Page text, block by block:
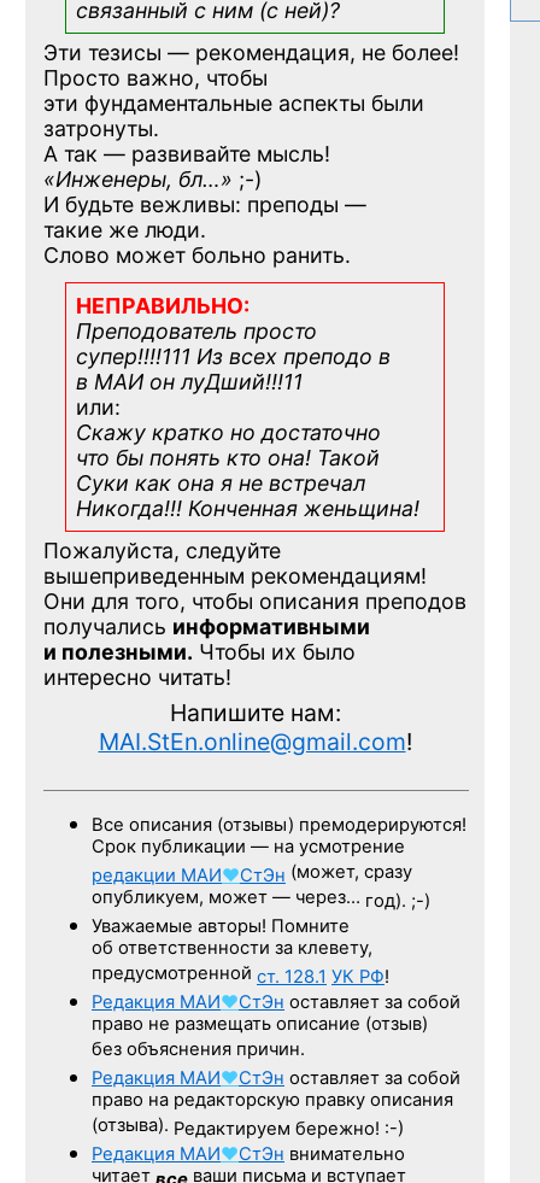
связанный с ним (с ней)?
Эти тезисы — рекомендация, не более!
Просто важно, чтобы
эти фундаментальные аспекты были
затронуты.
А так — развивайте мысль!
«Инженеры, бл…» ;-)
И будьте вежливы: преподы —
такие же люди.
Слово может больно ранить.
НЕПРАВИЛЬНО:
Преподователь просто
супер!!!!111 Из всех преподо в
в МАИ он луДший!!!11
или:
Скажу кратко но достаточно
что бы понять кто она! Такой
Суки как она я не встречал
Никогда!!! Конченная женьщина!
Пожалуйста, следуйте
вышеприведенным рекомендациям!
Они для того, чтобы описания преподов
получались информативными
и полезными. Чтобы их было
интересно читать!
Напишите нам:
MAI.StEn.online@gmail.com!
Все описания (отзывы) премодерируются!
Срок публикации — на усмотрение
редакции МАИ♥СтЭн (может, сразу
опубликуем, может — через… год). ;-)
Уважаемые авторы! Помните
об ответственности за клевету,
предусмотренной ст. 128.1 УК РФ!
Редакция МАИ♥СтЭн оставляет за собой
право не размещать описание (отзыв)
без объяснения причин.
Редакция МАИ♥СтЭн оставляет за собой
право на редакторскую правку описания
(отзыва). Редактируем бережно! :-)
Редакция МАИ♥СтЭн внимательно
читает
ваши письма и вступает